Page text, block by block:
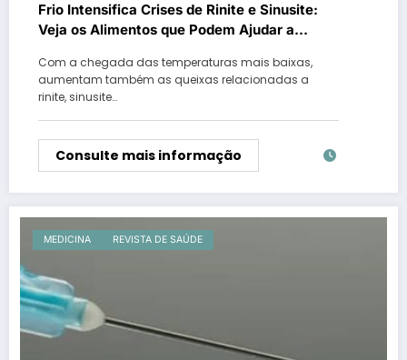
Frio Intensifica Crises de Rinite e Sinusite:
Veja os Alimentos que Podem Ajudar a
Com a chegada das temperaturas mais baixas,
aumentam também as queixas relacionadas a
rinite, sinusite…
Consulte mais informação
MEDICINA REVISTA DE SAÚDE